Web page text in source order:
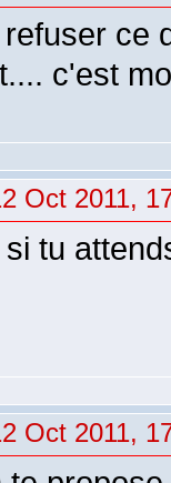
ce
c'est
Oct 2011,
tu
Oct 2011,